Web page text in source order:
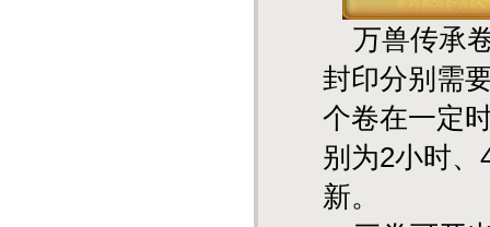
万兽传承
封印分别需
个卷在一定
别为2小时
新。